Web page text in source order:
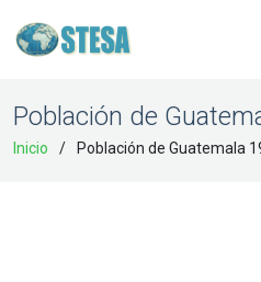
Población de
Inicio Población de Guatemala